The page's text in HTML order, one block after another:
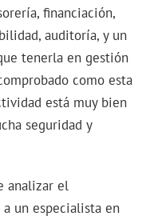
financiación,
auditoría, y un
tenerla en gestión
como esta
está muy bien
seguridad y
analizar el
un especialista en